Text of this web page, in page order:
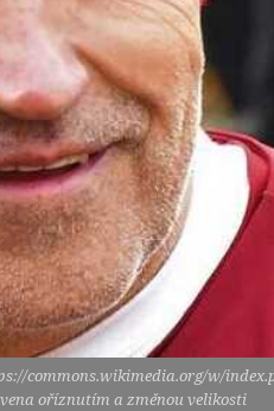
commons.wikimedia.org/w/
oříznutím a změnou velikosti